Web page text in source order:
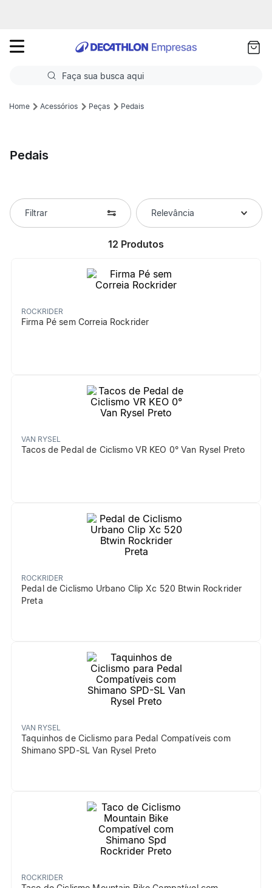
Faça sua busca aqui
Termos mais buscados
2ºBasquete
5ºFutebol Campo
Acessórios Peças Pedais
Pedais
Filtrar Relevância
12 Produtos
ROCKRIDER
Firma Pé sem Correia Rockrider
VAN RYSEL
Tacos de Pedal de Ciclismo VR KEO 0° Van Rysel Preto
ROCKRIDER
Pedal de Ciclismo Urbano Clip Xc 520 Btwin Rockrider
Preta
VAN RYSEL
Taquinhos de Ciclismo para Pedal Compatíveis com
Shimano SPD-SL Van Rysel Preto
ROCKRIDER